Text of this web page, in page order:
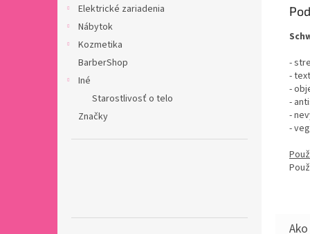
Elektrické zariadenia
Nábytok
Kozmetika
BarberShop
Iné
Starostlivosť o telo
Značky
-
-
-
-
-
-